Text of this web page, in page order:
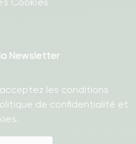
Cookies
Newsletter
les conditions
de confidentialité et